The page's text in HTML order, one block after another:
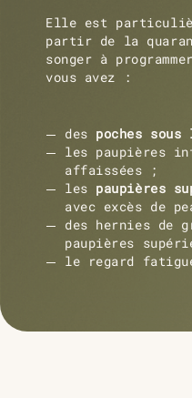
Elle est
partir de la
songer à
vous avez :
des poches sous
les paupières
affaissées ;
les paupières
avec excès de
des hernies de
paupières
le regard